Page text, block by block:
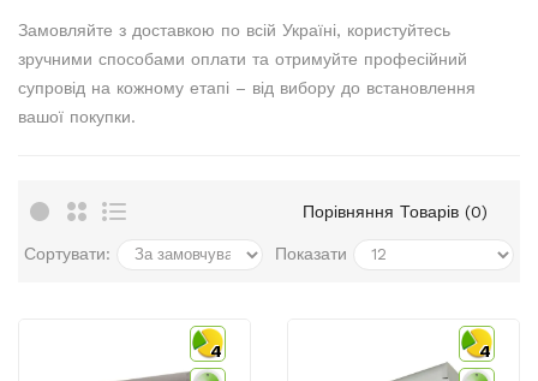
Замовляйте з доставкою по всій Україні, користуйтесь
зручними способами оплати та отримуйте професійний
супровід на кожному етапі – від вибору до встановлення
вашої покупки.
Порівняння Товарів (0)
Сортувати: Показати
4 4